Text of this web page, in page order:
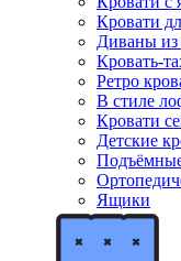
Кровати
Диваны из
Кровать-
Ретро
В стиле
Кровати
Детские
Ящики